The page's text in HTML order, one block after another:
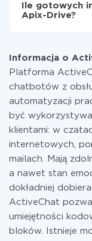
Płacisz tylko za
przekazywana z
w razie potrzeby
informacji o
Ile gotowych
Apix-Drive?
Informacja o
Platforma
chatbotów z
automatyzacji
być
klientami: w
internetowych,
mailach. Mają
a nawet stan
dokładniej
ActiveChat
umiejętności
bloków. Istnieje